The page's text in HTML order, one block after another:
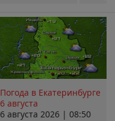
Погода в Екатеринбурге
6 августа
6 августа 2026 | 08:50